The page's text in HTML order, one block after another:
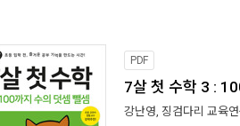
PDF
7살 첫 수학 3 :
강난영, 징검다리 교육